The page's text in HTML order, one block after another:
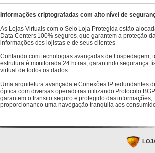
Informações criptografadas com alto nível de
As Lojas Virtuais com o Selo Loja Protegida estão
Data Centers 100% seguros, que garantem a proteção
informações dos lojistas e de seus clientes.
Contando com tecnologias avançadas de hospedagem,
estrutura é monitorada 24 horas, garantindo segurança
virtual de todos os dados.
Uma arquitetura avançada e Conexões IP redundantes
óptica com diversas operadoras utilizando Protocolo
garantem o transito seguro e protegido das informações,
proporcionando uma navegação tranqüila aos